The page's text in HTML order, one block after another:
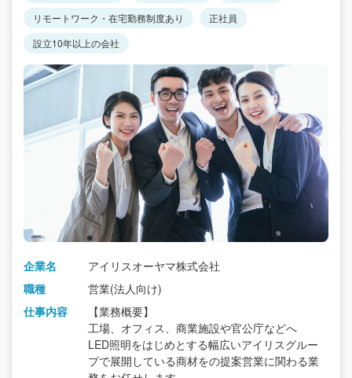
リモートワーク・在宅勤務制度あり
正社員
設立10年以上の会社
企業名
アイリスオーヤマ株式会社
職種
営業(法人向け)
仕事内容
【業務概要】
工場、オフィス、商業施設や官公庁などへ
LED照明をはじめとする幅広いアイリスグルー
プで展開している商材をの提案営業に関わる業